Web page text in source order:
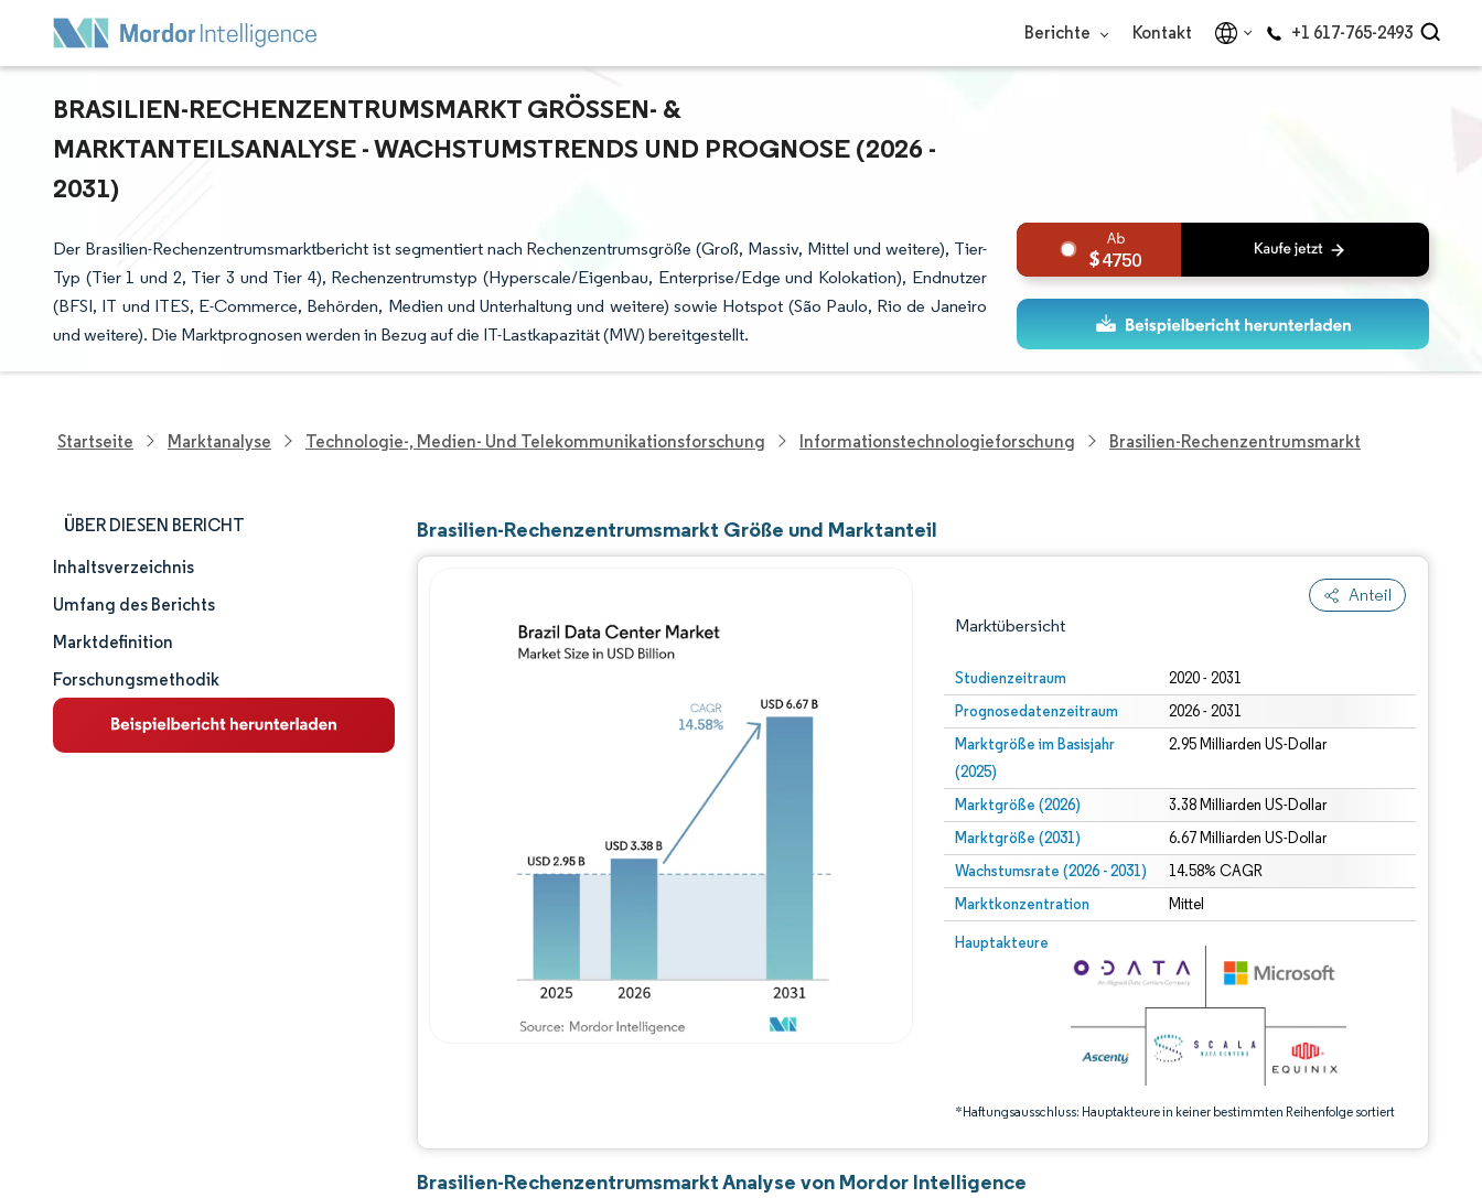
Berichte Kontakt +1 617-765-2493
BRASILIEN-RECHENZENTRUMSMARKT GRÖSSEN- & M
ARKTANTEILSANALYSE - WACHSTUMSTRENDS UND PROGNOSE (2026 - 2
031)
Der Brasilien-Rechenzentrumsmarktbericht ist segmentiert nach Rechenzentrumsgröße (Groß, Massiv, Mittel und weitere), Tier-
Typ (Tier 1 und 2, Tier 3 und Tier 4), Rechenzentrumstyp (Hyperscale/Eigenbau, Enterprise/Edge und Kolokation), Endnutzer
(BFSI, IT und ITES, E-Commerce, Behörden, Medien und Unterhaltung und weitere) sowie Hotspot (São Paulo, Rio de Janeiro
und weitere). Die Marktprognosen werden in Bezug auf die IT-Lastkapazität (MW) bereitgestellt.
4750
Startseite Marktanalyse Technologie-, Medien- Und Telekommunikationsforschung Informationstechnologieforschung Brasilien-Rechenzentrumsmarkt
ÜBER DIESEN BERICHT
Marktgröße und -anteil
Marktanalyse
Trends und Einblicke
Segmentanalyse
Inhaltsverzeichnis
Umfang des Berichts
Marktdefinition
Forschungsmethodik
Brasilien-Rechenzentrumsmarkt Größe und Marktanteil
Anteil
Marktübersicht
Studienzeitraum 2020 - 2031
Prognosedatenzeitraum 2026 - 2031
Marktgröße im Basisjahr
(2025)
2.95 Milliarden US-Dollar
Marktgröße (2026) 3.38 Milliarden US-Dollar
Marktgröße (2031) 6.67 Milliarden US-Dollar
Wachstumsrate (2026 - 2031) 14.58% CAGR
Marktkonzentration Mittel
Hauptakteure
*Haftungsausschluss: Hauptakteure in keiner bestimmten Reihenfolge sortiert
Bild © Mordor Intelligence. Wiederverwendung erfordert Namensnennung gemäß CC BY 4.0.
Bild © Mordor Intelligence. Wiederverwendung erfordert Namensnennung gemäß CC BY 4.0.
Brasilien-Rechenzentrumsmarkt Analyse von Mordor Intelligence